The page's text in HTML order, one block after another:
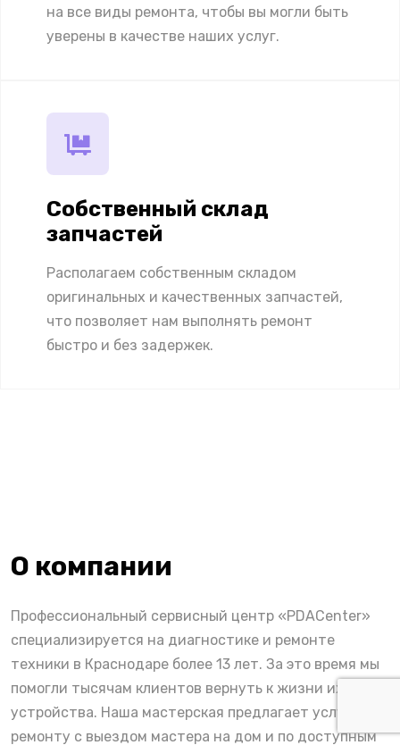
на все виды ремонта, чтобы вы могли быть
уверены в качестве наших услуг.
Собственный склад
запчастей
Располагаем собственным складом
оригинальных и качественных запчастей,
что позволяет нам выполнять ремонт
быстро и без задержек.
О компании
Профессиональный сервисный центр «PDACenter»
специализируется на диагностике и ремонте
техники в Краснодаре более 13 лет. За это время мы
помогли тысячам клиентов вернуть к жизни их
устройства. Наша мастерская предлагает услуги по
ремонту с выездом мастера на дом и по доступным